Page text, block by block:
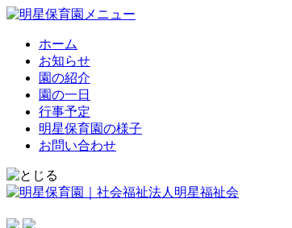
ホーム
お知らせ
園の紹介
園の一日
行事予定
明星保育園の様子
お問い合わせ